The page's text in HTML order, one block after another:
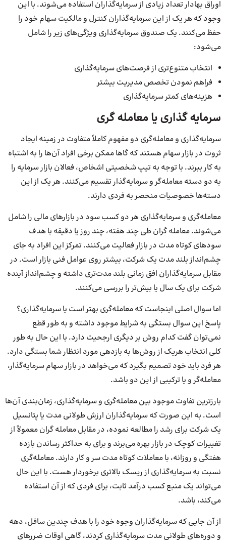
اوراق بهادار تعداد زیادی از سرمایه‌گذاران استفاده می‌شوند. با این
وجود که هر یک از این سرمایه‌گذاران کنترل و مالکیت سهام خود را
حفظ می‌کنند. یک صندوق سرمایه‌گذاری ویژگی‌های زیر را شامل
می‌شود:
انتخاب متنوع‌تری از فرصت‌های سرمایه‌گذاری
فراهم نمودن تخصص مدیریت بیشتر
هزینه‌های کمتر سرمایه‌گذاری
سرمایه‌ گذاری یا معامله‌ گری
سرمایه‌گذاری و معامله‌گری دو مفهوم کاملاً متفاوت در زمینه ایجاد
ثروت در بازار سهام هستند که گاها ممکن برخی افراد آن‌ها را به اشتباه
به کار ببرند. با توجه به تیپ شخصیتی اشخاص، فعالان بازار سرمایه را
به دو دسته معامله‌گر و سرمایه‌گذار تقسیم می‌کنند. هر یک از این
دسته‌ها خصوصیات منحصر به فردی دارند.
معامله‌گری و سرمایه‌گذاری هر دو کسب سود در بازارهای مالی را شامل
می‌شوند. معامله گران طی چند هفته، چند روز یا دقیقه با هدف
سودهای کوتاه مدت در بازار فعالیت می‌کنند. تمرکز این افراد به جای
چشم‌انداز بلند مدت یک شرکت، بیشتر روی عوامل فنی بازار است. در
مقابل سرمایه‌گذاران افق زمانی بلند مدت‌تری داشته و چشم‌انداز آینده
شرکت برای یک سال یا بیش‌تر را بررسی می‌کنند.
اما سوال اصلی اینجاست که معامله‌گری بهتر است یا سرمایه‌گذاری؟
پاسخ این سوال بستگی به شرایط موجود داشته و به طور قطع
نمی‌توان گفت کدام روش بر دیگری ارجحیت دارد. با این حال به طور
کلی انتخاب هریک از روش‌ها به بازدهی مورد انتظار شما بستگی دارد.
هر فرد باید خود تصمیم بگیرد که می‌خواهد در بازار سهام سرمایه‌گذار،
معامله‌گر و یا ترکیبی از این دو باشد.
بارزترین تفاوت موجود بین معامله‌گری و سرمایه‌گذاری، زمان‌بندی آن‌ها
است. به این صورت که سرمایه‌گذاران ارزش طولانی مدت یا پتانسیل
یک شرکت برای رشد را مطالعه نموده، در مقابل معامله گران معمولاً از
تغییرات کوچک در بازار بهره می‌برند و برای به حداکثر رساندن بازده
هفتگی و روزانه، با معاملات کوتاه مدت سر و کار دارند. معامله‌گری
نسبت به سرمایه‌گذاری از ریسک بالاتری برخوردار هست. با این حال
می‌تواند یک منبع کسب درآمد ثابت، برای فردی که از آن استفاده
می‌کند، باشد.
از آن جایی که سرمایه‌گذاران وجوه خود را با هدف چندین سافل، دهه
و دوره‌های طولانی مدت سرمایه‌گذاری کردند، گاهی اوقات ضررهای